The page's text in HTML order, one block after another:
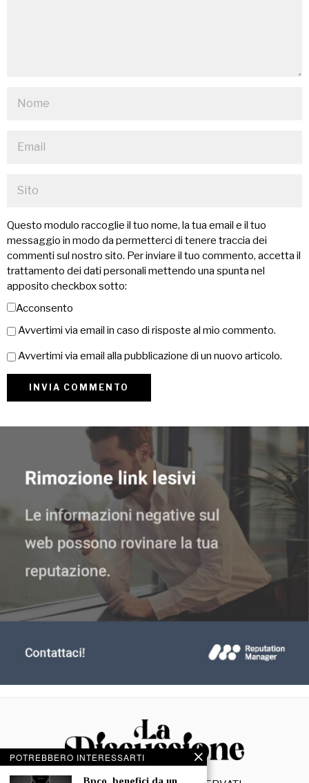
Questo modulo raccoglie il tuo nome, la tua email e il tuo
messaggio in modo da permetterci di tenere traccia dei
commenti sul nostro sito. Per inviare il tuo commento, accetta il
trattamento dei dati personali mettendo una spunta nel
apposito checkbox sotto:
Acconsento
Avvertimi via email in caso di risposte al mio commento.
Avvertimi via email alla pubblicazione di un nuovo articolo.
POTREBBERO INTERESSARTI